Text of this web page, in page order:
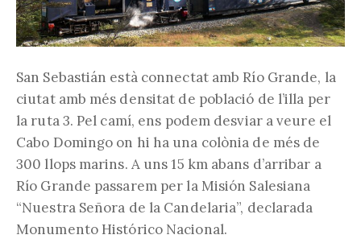
San Sebastián està connectat amb Río Grande, la
ciutat amb més densitat de població de l’illa per
la ruta 3. Pel camí, ens podem desviar a veure el
Cabo Domingo on hi ha una colònia de més de
300 llops marins. A uns 15 km abans d’arribar a
Río Grande passarem per la Misión Salesiana
“Nuestra Señora de la Candelaria”, declarada
Monumento Histórico Nacional.